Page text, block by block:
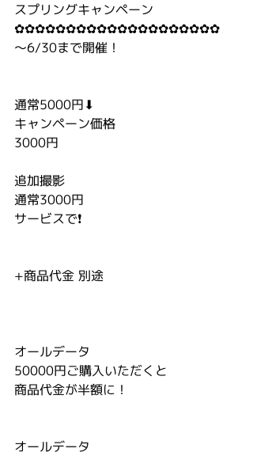
スプリングキャンペーン
✿✿✿✿✿✿✿✿✿✿✿✿✿✿✿✿✿✿✿✿
〜6/30まで開催！
通常5000円⬇︎
キャンペーン価格
3000円
追加撮影
通常3000円
サービスで❗️
+商品代金 別途
オールデータ
50000円ご購入いただくと
商品代金が半額に！
オールデータ